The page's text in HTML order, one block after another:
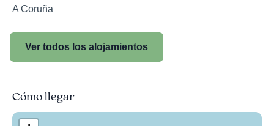
A Coruña
Ver todos los alojamientos
Cómo llegar